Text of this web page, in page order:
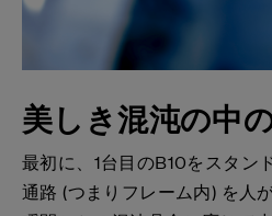
美しき混沌の中
最初に、1台目のB10をスタン
通路 (つまりフレーム内) を人